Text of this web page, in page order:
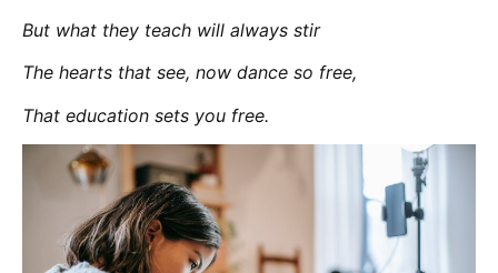
But what they teach will always stir
The hearts that see, now dance so free,
That education sets you free.